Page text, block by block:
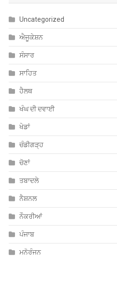
ਖੰਘ ਦੀ ਦਵਾਈ
ਖੇਡਾਂ
ਚੰਡੀਗੜ੍ਹ
ਚੋਣਾਂ
ਤਬਾਦਲੇ
ਨੈਸ਼ਨਲ
ਨੌਕਰੀਆਂ
ਪੰਜਾਬ
ਮਨੋਰੰਜਨ